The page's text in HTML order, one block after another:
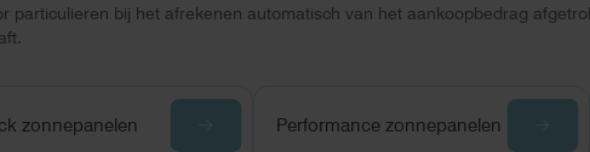
particulieren bij het afrekenen automatisch van het aankoopbedrag
zonnepanelen Performance zonnepanelen